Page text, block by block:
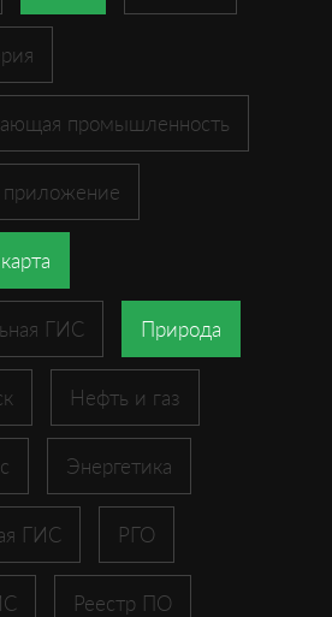
промышленность
ГИС Природа
Нефть и газ
Энергетика
ГИС РГО
Реестр ПО